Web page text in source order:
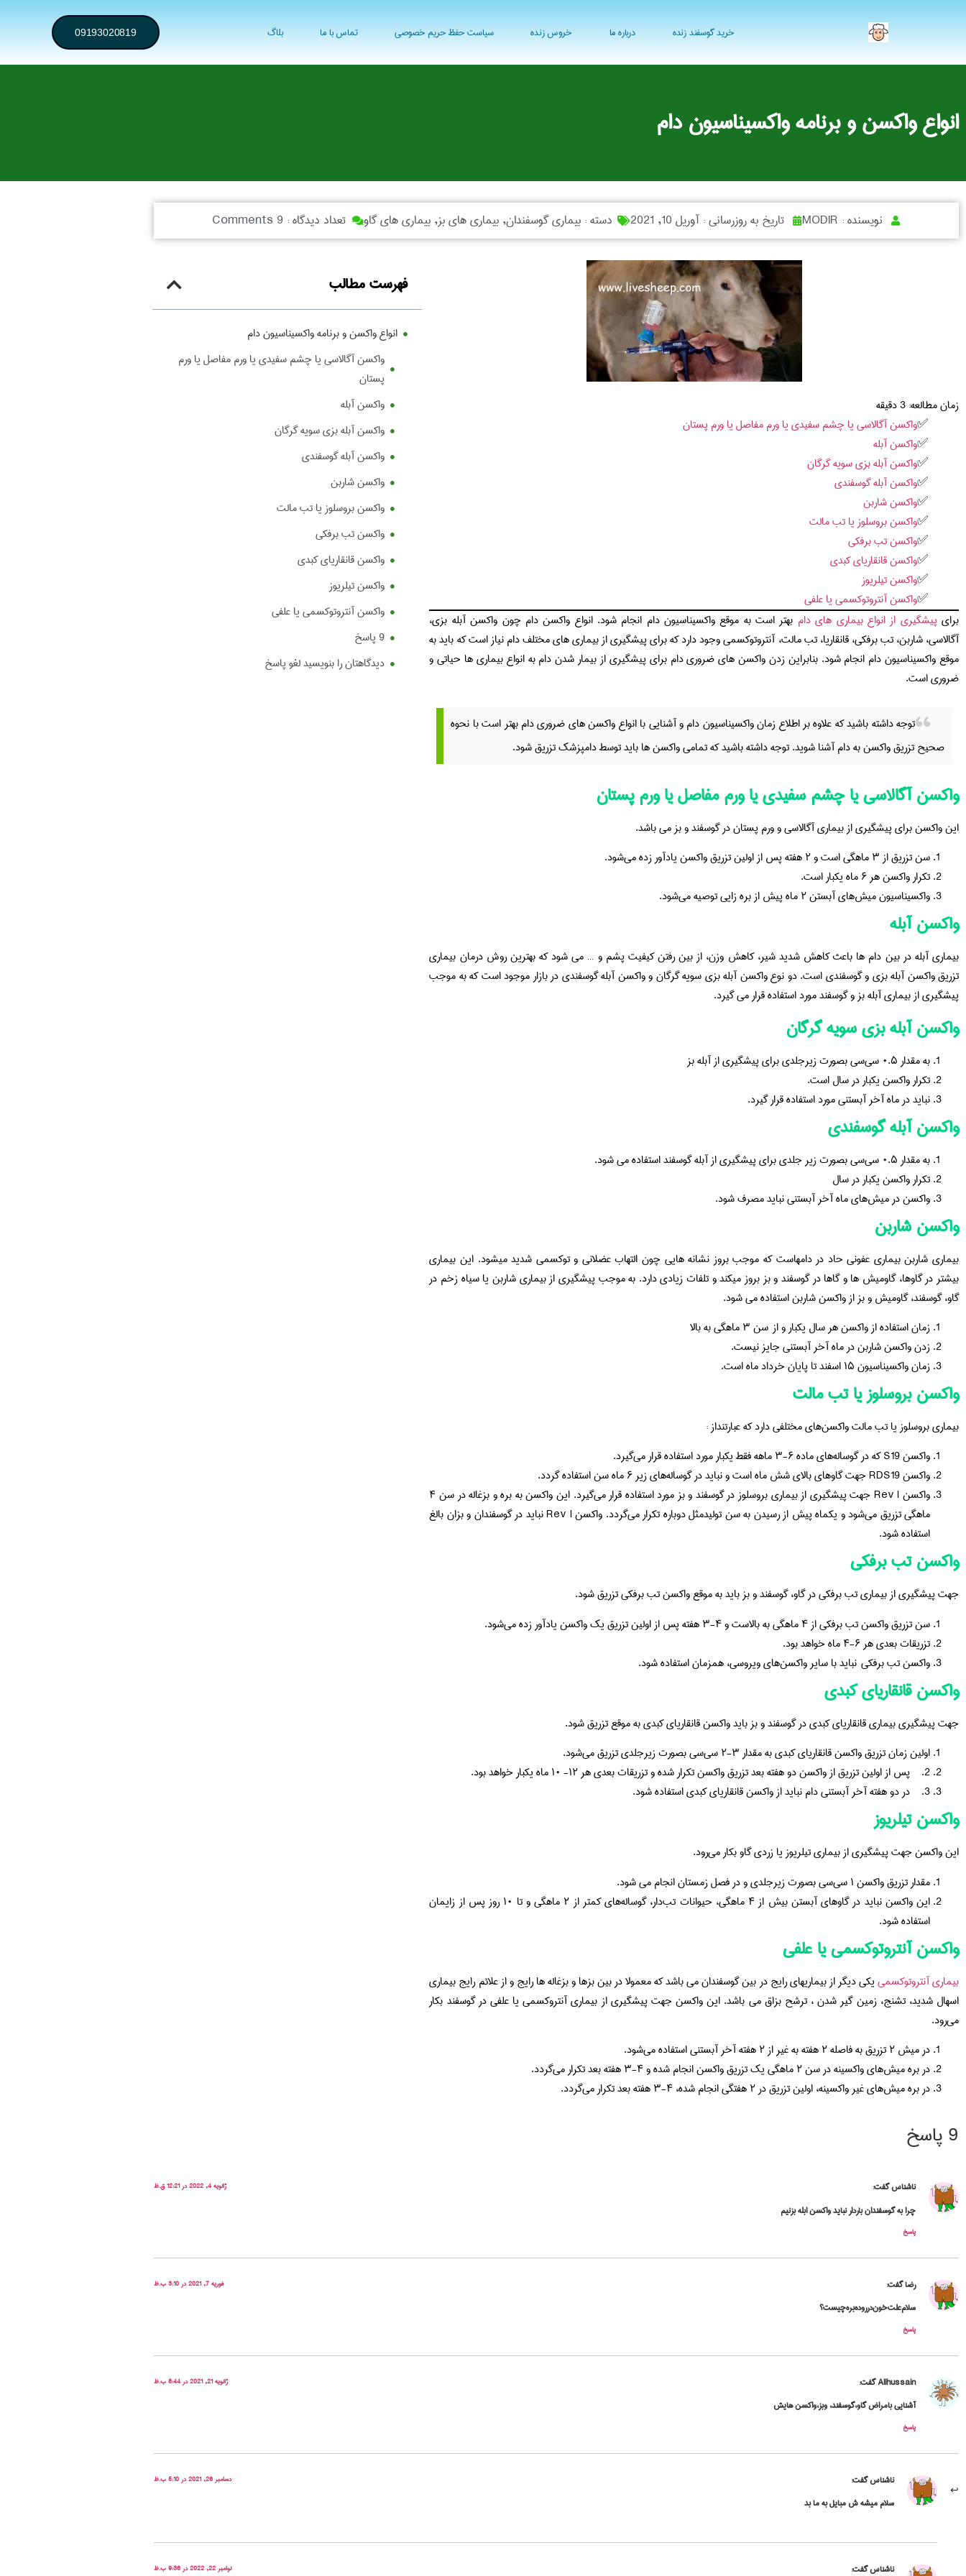
خرید گوسفند زنده درباره ما خروس زنده سیاست حفظ حریم خصوصی تماس با ما بلاگ 09193020819
انواع واکسن و برنامه واکسیناسیون دام
نویسنده : تاریخ به روزرسانی : آوریل 10, 2021 دسته : بیماری گوسفندان, بیماری های بز, بیماری های گاو تعداد دیدگاه : 9 Comments
زمان مطالعه:3دقیقه
واکسن آگالاسی یا چشم سفیدی یا ورم مفاصل یا ورم پستان
واکسن آبله
واکسن آبله بزی سویه گرگان
واکسن آبله گوسفندی
واکسن شاربن
واکسن بروسلوز یا تب مالت
واکسن تب برفکی
واکسن قانقاریای کبدی
واکسن تیلریوز
واکسن آنتروتوکسمی یا علفی
برایپیشگیری از انواع بیماری های دام بهتر است به موقع واکسیناسیون دام انجام شود. انواع واکسن دام چون واکسن آبله بزی،
آگالاسی، شاربن، تب برفکی، قانقاریا، تب مالت، آنتروتوکسمی وجود دارد که برای پیشگیری از بیماری های مختلف دام نیاز است که باید به
موقع واکسیناسیون دام انجام شود. بنابراین زدن واکسن های ضروری دام برای پیشگیری از بیمار شدن دام به انواع بیماری ها حیاتی و
ضروری است.
توجه داشته باشید که علاوه بر اطلاع زمان واکسیناسیون دام و آشنایی با انواع واکسن های ضروری دام بهتر است با نحوه
صحیح تزریق واکسن به دام آشنا شوید. توجه داشته باشید که تمامی واکسن ها باید توسط دامپزشک تزریق شود.
واکسن آگالاسی یا چشم سفیدی یا ورم مفاصل یا ورم پستان
این واکسن برای پیشگیری از بیماری آگالاسی و ورم پستان در گوسفند و بز می باشد.
سن تزریق از ۳ ماهگی است و ۲ هفته پس از اولین تزریق واکسن یادآور زده می‌شود.
تکرار واکسن هر ۶ ماه یکبار است.
واکسیناسیون میش‌های آبستن ۲ ماه پیش از بره زایی توصیه می‌شود.
واکسن آبله
بیماری آبله در بین دام ها باعث کاهش شدید شیر، کاهش وزن، از بین رفتن کیفیت پشم و … می شود که بهترین روش درمان بیماری
تزریق واکسن آبله بزی و گوسفندی است. دو نوع واکسن آبله بزی سویه گرگان و واکسن آبله گوسفندی در بازار موجود است که به موجب
پیشگیری از بیماری آبله بز و گوسفند مورد استفاده قرار می گیرد.
واکسن آبله بزی سویه گرگان
به مقدار ۰.۵ سی‌سی بصورت زیرجلدی برای پیشگیری از آبله بز
تکرار واکسن یکبار در سال است.
نباید در ماه آخر آبستنی مورد استفاده قرار گیرد.
واکسن آبله گوسفندی
به مقدار ۰.۵ سی‌سی بصورت زیر جلدی برای پیشگیری از آبله گوسفند استفاده می شود.
تکرار واکسن یکبار در سال
واکسن در میش‌های ماه آخر آبستنی نباید مصرف شود.
واکسن شاربن
بیماری شاربن بیماری عفونی حاد در دامهاست که موجب بروز نشانه هایی چون التهاب عضلانی و توکسمی شدید میشود. این بیماری
بیشتر در گاوها، گاومیش ها و گاها در گوسفند و بز بروز میکند و تلفات زیادی دارد. به موجب پیشگیری از بیماری شاربن یا سیاه زخم در
گاو، گوسفند، گاومیش و بز از واکسن شاربن استفاده می شود.
زمان استفاده از واکسن هر سال یکبار و از سن ۳ ماهگی به بالا
زدن واکسن شاربن در ماه آخر آبستنی جایز نیست.
زمان واکسیناسیون ۱۵ اسفند تا پایان خرداد ماه است.
واکسن بروسلوز یا تب مالت
بیماری بروسلوز یا تب مالت واکسن‌های مختلفی دارد که عبارتنداز :
واکسن S19 که در گوساله‌های ماده ۶-۳ ماهه فقط یکبار مورد استفاده قرار می‌گیرد.
واکسن RDS19 جهت گاوهای بالای شش ماه است و نباید در گوساله‌های زیر ۶ ماه سن استفاده گردد.
واکسن Rev I جهت پیشگیری از بیماری بروسلوز در گوسفند و بز مورد استفاده قرار می‌گیرد. این واکسن به بره و بزغاله در سن ۴
ماهگی تزریق می‌شود و یکماه پیش از رسیدن به سن تولیدمثل دوباره تکرار می‌گردد. واکسن Rev I نباید در گوسفندان و بزان بالغ
استفاده شود.
واکسن تب برفکی
جهت پیشگیری از بیماری تب برفکی در گاو، گوسفند و بز باید به موقع واکسن تب برفکی تزریق شود.
سن تزریق واکسن تب برفکی از ۴ ماهگی به بالاست و ۴-۳ هفته پس از اولین تزریق یک واکسن یادآور زده می‌شود.
تزریقات بعدی هر ۶-۴ ماه خواهد بود.
واکسن تب برفکی نباید با سایر واکسن‌های ویروسی، همزمان استفاده شود.
واکسن قانقاریای کبدی
جهت پیشگیری بیماری قانقاریای کبدی در گوسفند و بز باید واکسن قانقاریای کبدی به موقع تزریق شود.
اولین زمان تزریق واکسن قانقاریای کبدی به مقدار ۳-۲ سی‌سی بصورت زیرجلدی تزریق می‌شود.
2. پس از اولین تزریق از واکسن دو هفته بعد تزریق واکسن تکرار شده و تزریقات بعدی هر ۱۲- ۱۰ ماه یکبار خواهد بود.
3. در دو هفته آخر آبستنی دام نباید از واکسن قانقاریای کبدی استفاده شود.
واکسن تیلریوز
این واکسن جهت پیشگیری از بیماری تیلریوز یا زردی گاو بکار می‌رود.
مقدار تزریق واکسن ۱ سی‌سی بصورت زیرجلدی و در فصل زمستان انجام می شود.
این واکسن نباید در گاوهای آبستن بیش از ۴ ماهگی، حیوانات تب‌دار، گوساله‌های کمتر از ۲ ماهگی و تا ۱۰ روز پس از زایمان
استفاده شود.
واکسن آنتروتوکسمی یا علفی
بیماری آنتروتوکسمییکی دیگر از بیماریهای رایج در بین گوسفندان می باشد که معمولا در بین بزها و بزغاله ها رایج و از علائم رایج بیماری
اسهال شدید، تشنج، زمین گیر شدن ، ترشح بزاق می باشد. این واکسن جهت پیشگیری از بیماری آنتروکسمی یا علفی در گوسفند بکار
می‌رود.
در میش ۲ تزریق به فاصله ۲ هفته به غیر از ۲ هفته آخر آبستنی استفاده می‌شود.
در بره میش‌های واکسینه در سن ۲ ماهگی یک تزریق واکسن انجام شده و ۴-۳ هفته بعد تکرار می‌گردد.
در بره میش‌های غیر واکسینه، اولین تزریق در ۲ هفتگی انجام شده، ۴-۳ هفته بعد تکرار می‌گردد.
فهرست مطالب
انواع واکسن و برنامه واکسیناسیون دام
واکسن آگالاسی یا چشم سفیدی یا ورم مفاصل یا ورم
پستان
واکسن آبله
واکسن آبله بزی سویه گرگان
واکسن آبله گوسفندی
واکسن شاربن
واکسن بروسلوز یا تب مالت
واکسن تب برفکی
واکسن قانقاریای کبدی
واکسن تیلریوز
واکسن آنتروتوکسمی یا علفی
9 پاسخ
دیدگاهتان را بنویسید لغو پاسخ
9 پاسخ
ناشناسگفت: ژانویه 4, 2022 در 12:21 ق.ظ
چرا به گوسفندان باردار نباید واکسن ابله بزنیم
پاسخ
رضاگفت: فوریه 7, 2021 در 3:10 ب.ظ
سلام‌علت‌خون‌در‌روده‌بره‌چیست؟
پاسخ
Alihussainگفت: ژانویه 21, 2021 در 6:44 ب.ظ
آشنایی بامراض گاو،گوسفند، وبز،واکسن هایش
پاسخ
ناشناسگفت: دسامبر 26, 2021 در 5:10 ب.ظ
سلام میشه ش مبایل به ما بد
ناشناسگفت: نوامبر 22, 2022 در 9:36 ب.ظ